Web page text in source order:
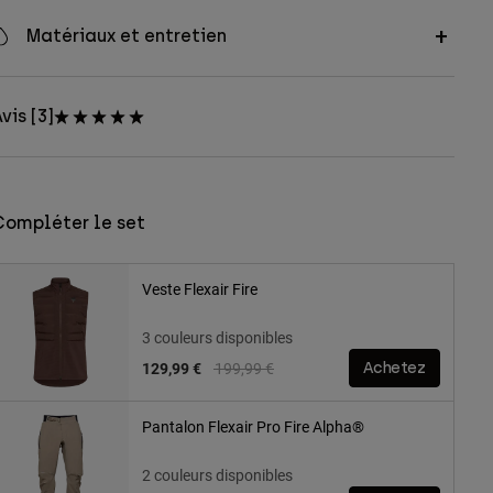
Matériaux et entretien
[3]
le set
Veste Flexair Fire
3 couleurs disponibles
Price reduced from
199,99 €to
129,99 € Achetez
Pantalon Flexair Pro Fire Alpha®
2 couleurs disponibles